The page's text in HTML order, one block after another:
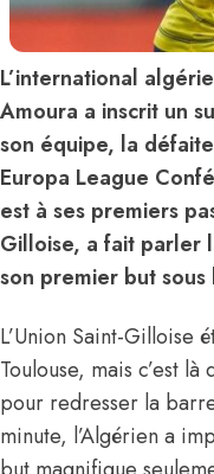
L’international
Amoura a inscrit un
son équipe, la
Europa League
est à ses premiers
Gilloise, a fait parler
son premier but sous
L’Union Saint-Gilloise
Toulouse, mais c’est là
pour redresser la
minute, l’Algérien a